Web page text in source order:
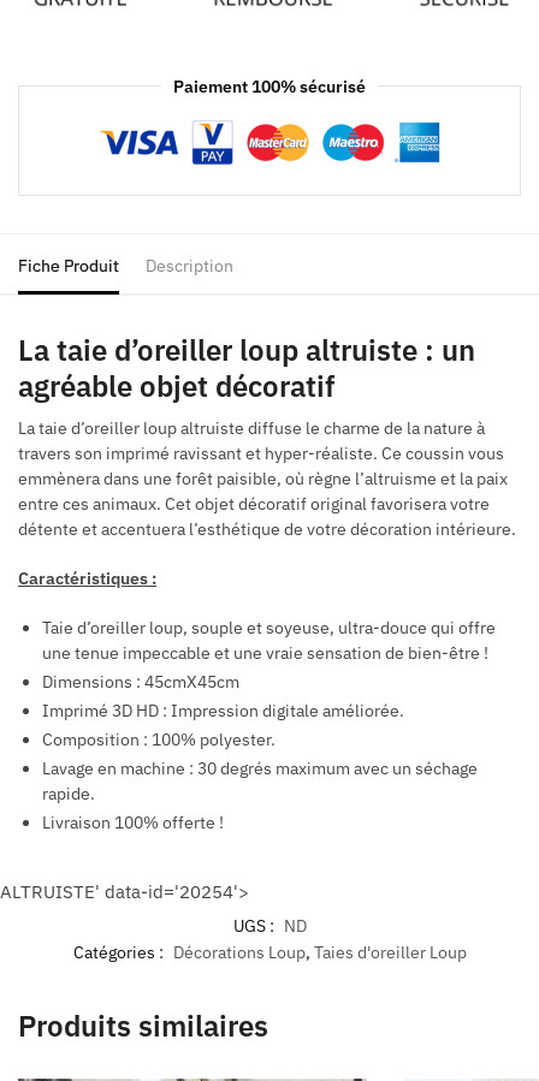
Paiement 100% sécurisé
Fiche Produit Description
La taie d’oreiller loup altruiste : un
agréable objet décoratif
La taie d’oreiller loup altruiste diffuse le charme de la nature à
travers son imprimé ravissant et hyper-réaliste. Ce coussin vous
emmènera dans une forêt paisible, où règne l’altruisme et la paix
entre ces animaux. Cet objet décoratif original favorisera votre
détente et accentuera l’esthétique de votre décoration intérieure.
Caractéristiques :
Taie d’oreiller loup, souple et soyeuse, ultra-douce qui offre
une tenue impeccable et une vraie sensation de bien-être !
Dimensions : 45cmX45cm
Imprimé 3D HD : Impression digitale améliorée.
Composition : 100% polyester.
Lavage en machine : 30 degrés maximum avec un séchage
rapide.
Livraison 100% offerte !
ALTRUISTE' data-id='20254'>
UGS : ND
Catégories : Décorations Loup, Taies d'oreiller Loup
Produits similaires